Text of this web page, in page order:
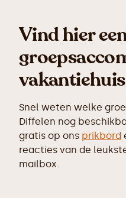
Vind hier
Snel weten welke
Diffelen nog
gratis op ons prikbord
reacties van de
mailbox.